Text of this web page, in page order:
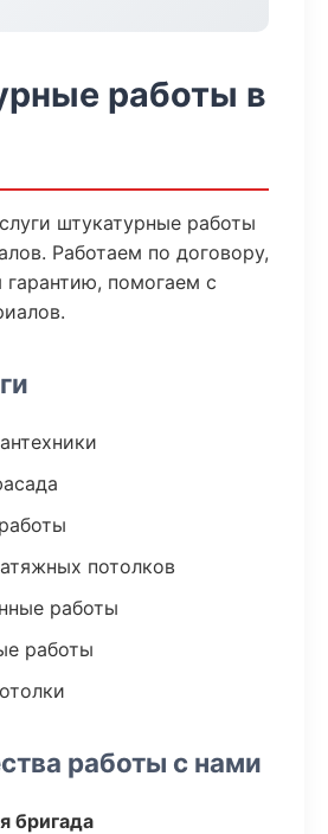
работы в
штукатурные работы
Работаем по договору,
гарантию, помогаем с
потолков
работы
работы
работы с нами
бригада